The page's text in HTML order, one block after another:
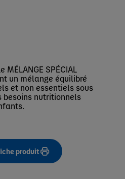
SPÉCIAL
un mélange équilibré
et non essentiels sous
besoins nutritionnels
produit